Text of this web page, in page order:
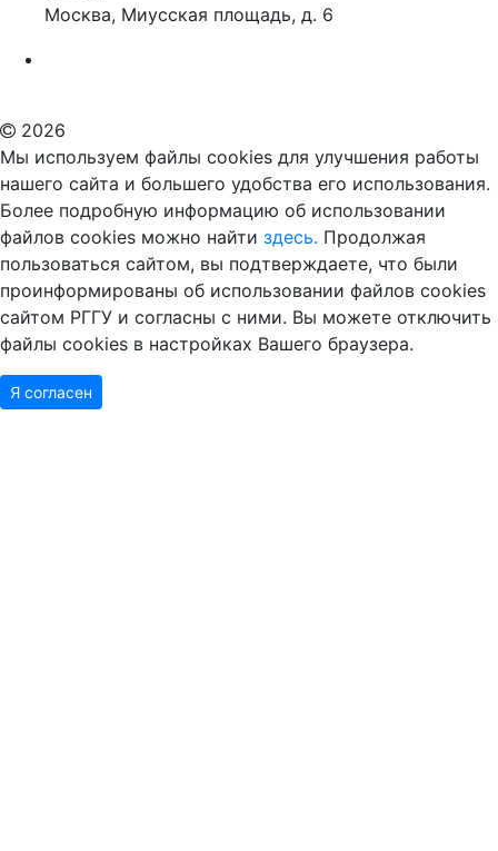
Москва, Миусская площадь, д. 6
2026
Мы используем файлы cookies для улучшения работы
нашего сайта и большего удобства его использования.
Более подробную информацию об использовании
файлов cookies можно найти здесь. Продолжая
пользоваться сайтом, вы подтверждаете, что были
проинформированы об использовании файлов cookies
сайтом РГГУ и согласны с ними. Вы можете отключить
файлы cookies в настройках Вашего браузера.
Я согласен